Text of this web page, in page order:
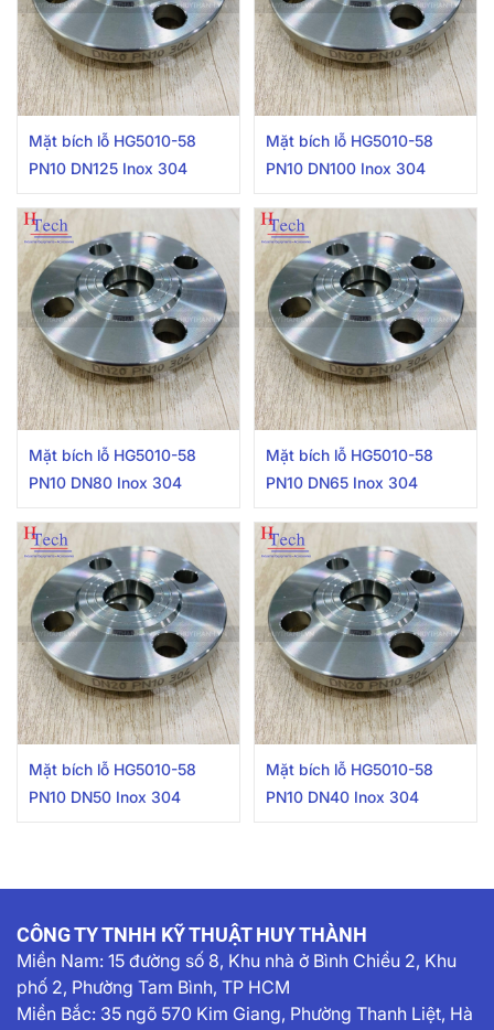
Mặt bích lỗ HG5010-58
PN10 DN125 Inox 304
Mặt bích lỗ HG5010-58
PN10 DN100 Inox 304
Mặt bích lỗ HG5010-58
PN10 DN80 Inox 304
Mặt bích lỗ HG5010-58
PN10 DN65 Inox 304
Mặt bích lỗ HG5010-58
PN10 DN50 Inox 304
Mặt bích lỗ HG5010-58
PN10 DN40 Inox 304
CÔNG TY TNHH KỸ THUẬT HUY THÀNH
Miền Nam: 15 đường số 8, Khu nhà ở Bình Chiểu 2, Khu
phố 2, Phường Tam Bình, TP HCM
Miền Bắc: 35 ngõ 570 Kim Giang, Phường Thanh Liệt, Hà